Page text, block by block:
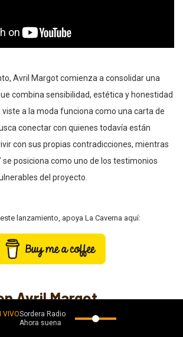
Avril Margot comienza a consolidar una
combina sensibilidad, estética y honestidad
viste a la moda funciona como una carta de
conectar con quienes todavía están
con sus propias contradicciones, mientras
se posiciona como uno de los testimonios
del proyecto.
lanzamiento, apoya La Caverna aquí:
Avril Margot
YouTube
VIVOSordera Radio
Ahora suena